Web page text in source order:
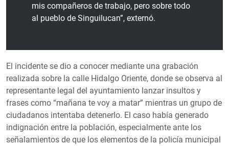
mis compañeros de trabajo, pero sobre todo
al pueblo de Singuilucan”, externó.
El incidente se dio a conocer mediante una grabación
realizada sobre la calle Hidalgo Oriente, donde se observa al
representante legal del ayuntamiento lanzar insultos y
frases como “mañana te voy a matar” mientras un grupo de
ciudadanos intentaba detenerlo. El caso había generado
indignación entre la población, especialmente ante los
señalamientos de que los elementos de la policía municipal